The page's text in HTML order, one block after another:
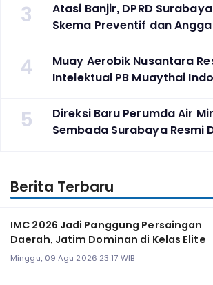
3
Atasi Banjir, DPRD
Skema Preventif dan
4
Muay Aerobik Nusantara
Intelektual PB Muaythai
5
Direksi Baru Perumda Air
Sembada Surabaya Resmi
Berita Terbaru
IMC 2026 Jadi Panggung Persaingan
Daerah, Jatim Dominan di Kelas Elite
Minggu, 09 Agu 2026 23:17 WIB